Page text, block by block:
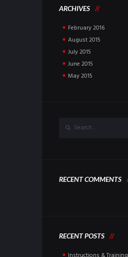
ARCHIVES
February2016
August2015
July2015
June 2015
May2015
RECENT COMMENTS
RECENT POSTS